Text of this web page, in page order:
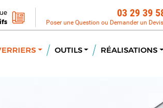
03 29 39
Poser une Question ou Demander un
OUTILS RÉALISATIONS